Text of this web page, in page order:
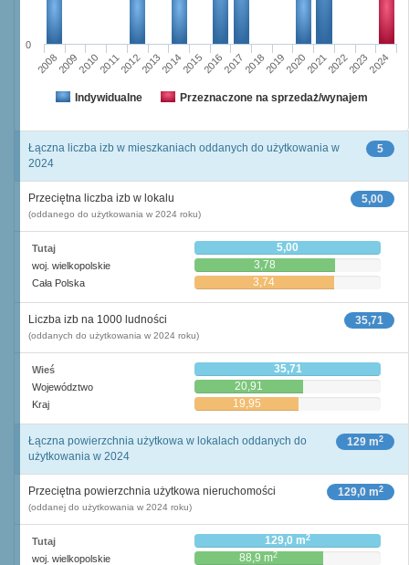
Indywidualne Przeznaczone na sprzedaż/wynajem
20082009201020112012201320142015201620172018201920202021202220232024
0
5
Łączna liczba izb w mieszkaniach oddanych do użytkowania w
2024
5,00
Przeciętna liczba izb w lokalu
(oddanego do użytkowania w 2024 roku)
Tutaj 5,00
woj. wielkopolskie 3,78
Cała Polska 3,74
35,71
Liczba izb na 1000 ludności
(oddanych do użytkowania w 2024 roku)
Wieś 35,71
Województwo 20,91
Kraj 19,95
129 m2
Łączna powierzchnia użytkowa w lokalach oddanych do
użytkowania w 2024
129,0 m2
Przeciętna powierzchnia użytkowa nieruchomości
(oddanej do użytkowania w 2024 roku)
Tutaj 129,0 m2
woj. wielkopolskie 88,9 m2